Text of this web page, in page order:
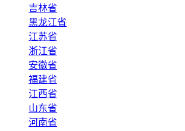
吉林省
黑龙江省
江苏省
浙江省
安徽省
福建省
江西省
山东省
河南省